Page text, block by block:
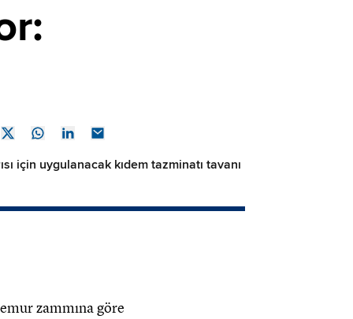
için uygulanacak kıdem tazminatı tavanı
zammına göre